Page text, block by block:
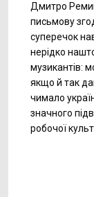
Дмитро
письмову
суперечок
нерідко
музикантів:
якщо й так
чимало
значного
робочої